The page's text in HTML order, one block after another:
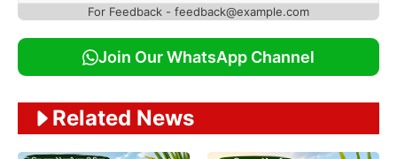
For Feedback - feedback@example.com
Join Our WhatsApp Channel
Related News